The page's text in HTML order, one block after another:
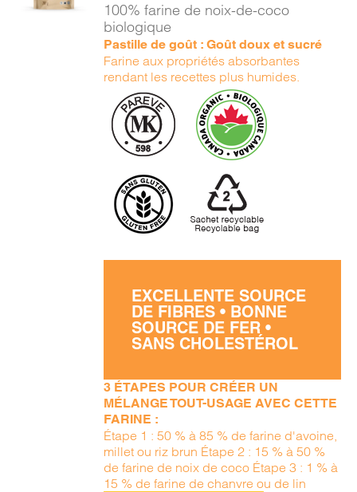
100% farine de noix-de-coco
biologique
Pastille de goût : Goût doux et sucré
Farine aux propriétés absorbantes
rendant les recettes plus humides.
EXCELLENTE SOURCE
DE FIBRES • BONNE
SOURCE DE FER •
SANS CHOLESTÉROL
3 ÉTAPES POUR CRÉER UN
MÉLANGE TOUT-USAGE AVEC CETTE
FARINE :
Étape 1 : 50 % à 85 % de farine d'avoine,
millet ou riz brun Étape 2 : 15 % à 50 %
de farine de noix de coco Étape 3 : 1 % à
15 % de farine de chanvre ou de lin